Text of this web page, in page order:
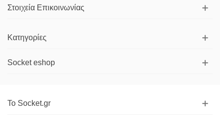
Στοιχεία Επικοινωνίας
Κατηγορίες
Socket eshop
Το Socket.gr